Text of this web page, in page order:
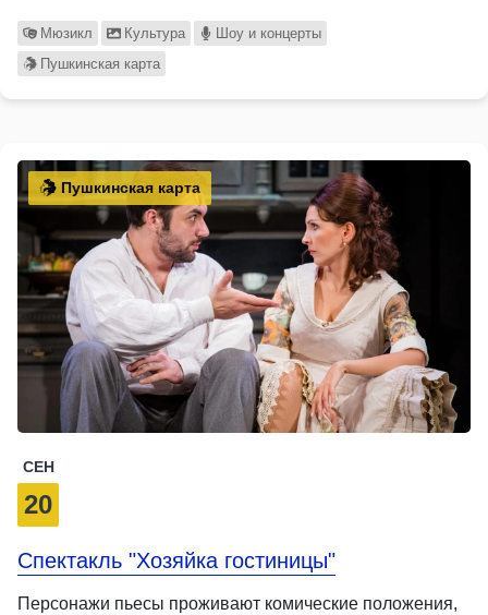
Мюзикл Культура
Шоу и концерты
Пушкинская карта
Пушкинская карта
СЕН
20
Спектакль "Хозяйка гостиницы"
Персонажи пьесы проживают комические положения,